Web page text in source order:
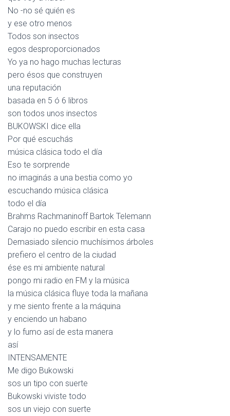
No -no sé quién es
y ese otro menos
Todos son insectos
egos desproporcionados
Yo ya no hago muchas lecturas
pero ésos que construyen
una reputación
basada en 5 ó 6 libros
son todos unos insectos
BUKOWSKI dice ella
Por qué escuchás
música clásica todo el día
Eso te sorprende
no imaginás a una bestia como yo
escuchando música clásica
todo el día
Brahms Rachmaninoff Bartok Telemann
Carajo no puedo escribir en esta casa
Demasiado silencio muchísimos árboles
prefiero el centro de la ciudad
ése es mi ambiente natural
pongo mi radio en FM y la música
la música clásica fluye toda la mañana
y me siento frente a la máquina
y enciendo un habano
y lo fumo así de esta manera
así
INTENSAMENTE
Me digo Bukowski
sos un tipo con suerte
Bukowski viviste todo
sos un viejo con suerte